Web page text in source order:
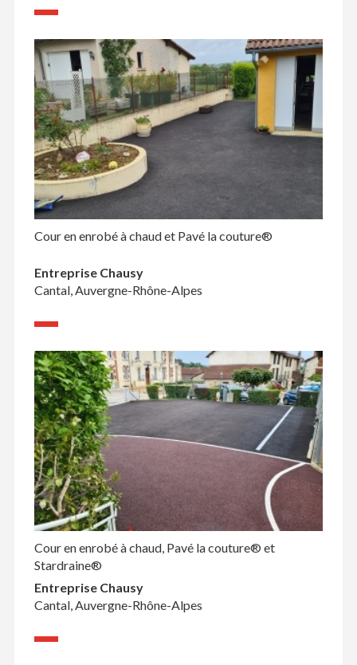
Cour en enrobé à chaud et Pavé la couture®
Entreprise Chausy
Cantal, Auvergne-Rhône-Alpes
Cour en enrobé à chaud, Pavé la couture® et
Stardraine®
Entreprise Chausy
Cantal, Auvergne-Rhône-Alpes